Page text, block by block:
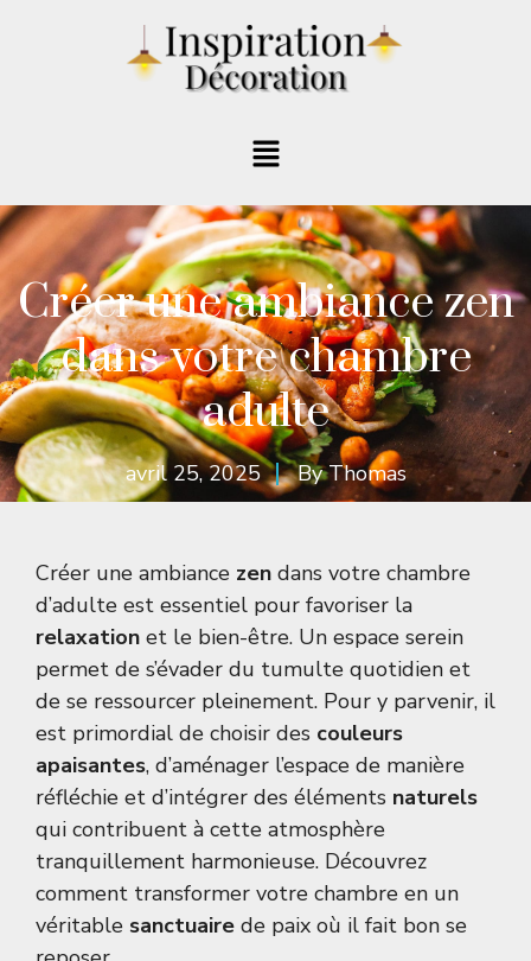
Créer une ambiance zen
dans votre chambre
adulte
avril 25, 2025 ByThomas
Créer une ambiance zen dans votre chambre
d’adulte est essentiel pour favoriser la
relaxation et le bien-être. Un espace serein
permet de s’évader du tumulte quotidien et
de se ressourcer pleinement. Pour y parvenir, il
est primordial de choisir des couleurs
apaisantes, d’aménager l’espace de manière
réfléchie et d’intégrer des éléments naturels
qui contribuent à cette atmosphère
tranquillement harmonieuse. Découvrez
comment transformer votre chambre en un
véritable sanctuaire de paix où il fait bon se